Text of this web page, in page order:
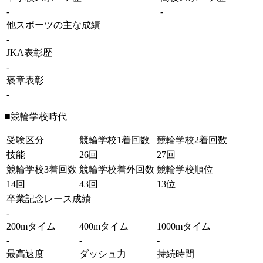
-
-
他スポーツの主な成績
-
JKA表彰歴
-
褒章表彰
-
■競輪学校時代
受験区分 競輪学校1着回数
競輪学校2着回数
技能
26回
27回
競輪学校3着回数 競輪学校着外回数 競輪学校順位
14回
43回
13位
卒業記念レース成績
-
200mタイム
400mタイム
1000mタイム
-
-
-
最高速度
ダッシュ力 持続時間